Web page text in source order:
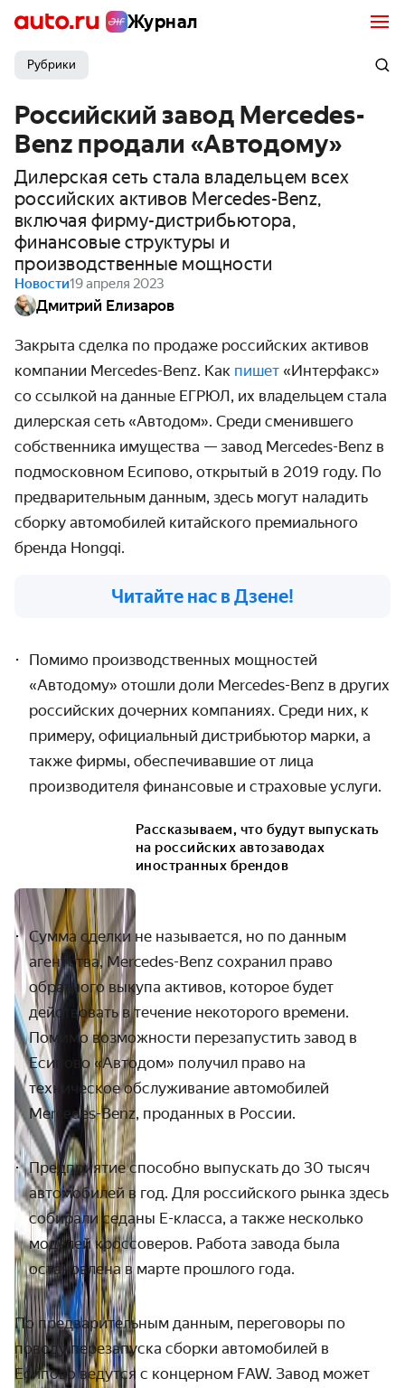
Журнал
Рубрики
Российский завод Mercedes-
Benz продали «Автодому»
Дилерская сеть стала владельцем всех
российских активов Mercedes-Benz,
включая фирму-дистрибьютора,
финансовые структуры и
производственные мощности
Новости19 апреля 2023
Дмитрий Елизаров
Закрыта сделка по продаже российских активов
компании Mercedes-Benz. Как пишет «Интерфакс»
со ссылкой на данные ЕГРЮЛ, их владельцем стала
дилерская сеть «Автодом». Среди сменившего
собственника имущества — завод Mercedes-Benz в
подмосковном Есипово, открытый в 2019 году. По
предварительным данным, здесь могут наладить
сборку автомобилей китайского премиального
бренда Hongqi.
Читайте нас в Дзене!
Помимо производственных мощностей
«Автодому» отошли доли Mercedes-Benz в других
российских дочерних компаниях. Среди них, к
примеру, официальный дистрибьютор марки, а
также фирмы, обеспечивавшие от лица
производителя финансовые и страховые услуги.
Рассказываем, что будут выпускать
на российских автозаводах
иностранных брендов
Сумма сделки не называется, но по данным
агентства, Mercedes-Benz сохранил право
обратного выкупа активов, которое будет
действовать в течение некоторого времени.
Помимо возможности перезапустить завод в
Есипово «Автодом» получил право на
техническое обслуживание автомобилей
Mercedes-Benz, проданных в России.
Предприятие способно выпускать до 30 тысяч
автомобилей в год. Для российского рынка здесь
собирали седаны E-класса, а также несколько
моделей кроссоверов. Работа завода была
остановлена в марте прошлого года.
По предварительным данным, переговоры по
поводу перезапуска сборки автомобилей в
Есипово ведутся с концерном FAW. Завод может